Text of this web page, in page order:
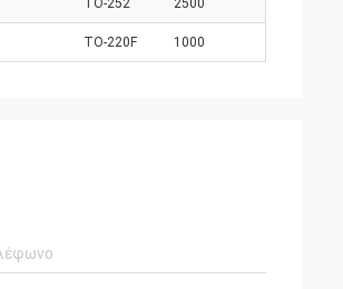
TO-252 2500
TO-220F 1000